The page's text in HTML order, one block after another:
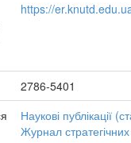
https://
2786-5401
Наукові публікації
Журнал